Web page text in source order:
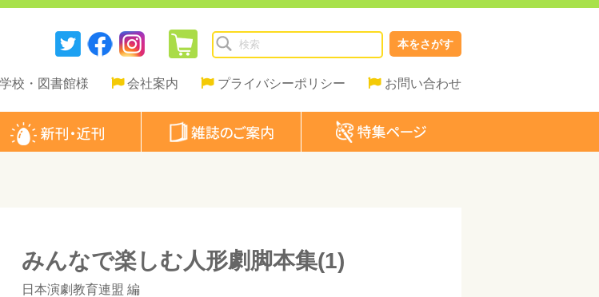
本をさがす
学校・図書館様 会社案内 プライバシーポリシー お問い合わせ
みんなで楽しむ人形劇脚本集(1)
日本演劇教育連盟 編